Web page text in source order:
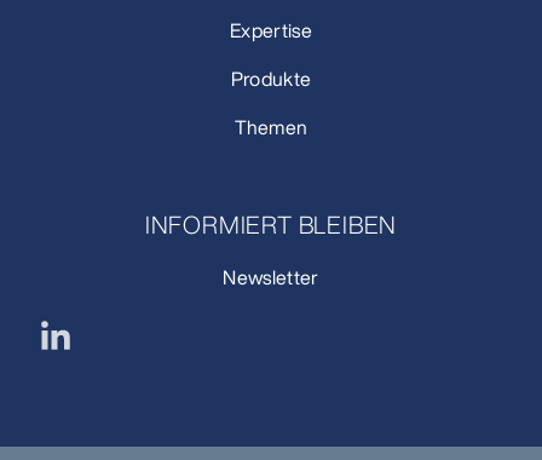
Expertise
Produkte
Themen
INFORMIERT BLEIBEN
Newsletter